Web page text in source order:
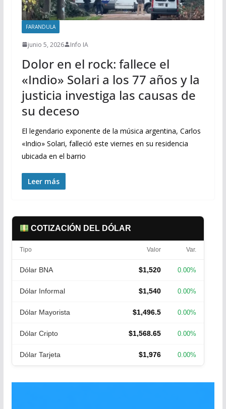
FARANDULA
junio 5, 2026 Info IA
Dolor en el rock: fallece el
«Indio» Solari a los 77 años y la
justicia investiga las causas de
su deceso
El legendario exponente de la música argentina, Carlos
«Indio» Solari, falleció este viernes en su residencia
ubicada en el barrio
Leer más
COTIZACIÓN DEL DÓLAR
Tipo Valor Var.
Dólar BNA $1,520 0.00%
Dólar Informal $1,540 0.00%
Dólar Mayorista $1,496.5 0.00%
Dólar Cripto $1,568.65 0.00%
Dólar Tarjeta $1,976 0.00%